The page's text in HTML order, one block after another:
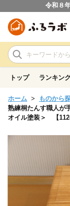
令和８
トップ ランキン
ホーム ものから
熟練桐たんす職人が
オイル塗装＞ 【